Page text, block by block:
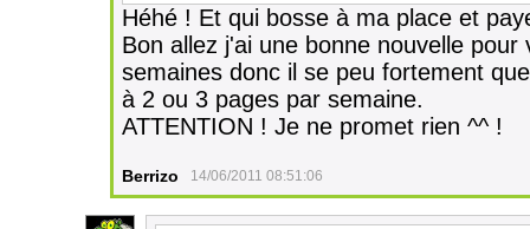
Héhé ! Et qui bosse à ma place et
Bon allez j'ai une bonne nouvelle
semaines donc il se peu fortement
à 2 ou 3 pages par semaine.
ATTENTION ! Je ne promet rien ^^ !
Berrizo 14/06/2011 08:51:06